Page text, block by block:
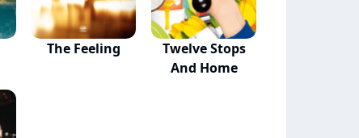
The Feeling
Twelve Stops
And Home